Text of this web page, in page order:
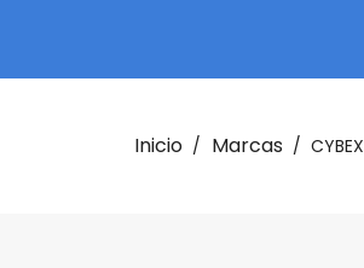
Inicio Marcas CYBEX